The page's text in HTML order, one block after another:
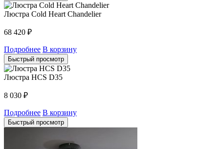
Люстра Cold Heart Chandelier
68 420 ₽
Подробнее В корзину
Быстрый просмотр
Люстра HCS D35
8 030 ₽
Подробнее В корзину
Быстрый просмотр